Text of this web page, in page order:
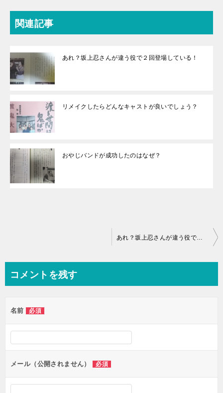
関連記事
あれ？坂上忍さんが違う役で２回登場している！
リメイクしたらどんなキャストが良いでしょう？
おやじバンドが成功したのはなぜ？
ビ
ー
シ
ョ
ン
あれ？坂上忍さんが違う役で２回登場している！
コメントを残す
名前 必須
メール（公開されません） 必須